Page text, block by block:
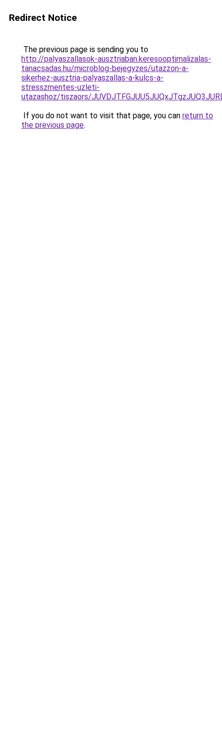
Redirect Notice
The previous page is sending you to
http://palyaszallasok-ausztriaban.keresooptimalizalas-
tanacsadas.hu/microblog-bejegyzes/utazzon-a-
sikerhez-ausztria-palyaszallas-a-kulcs-a-
stresszmentes-uzleti-
utazashoz/tiszaors/
If you do not want to visit that page, you can return to
the previous page.